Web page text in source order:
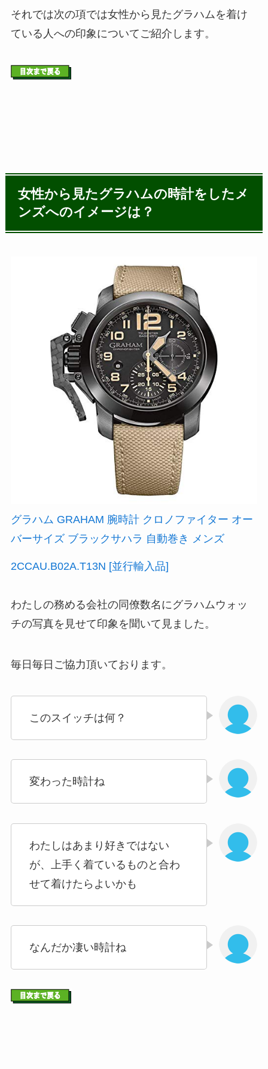
それでは次の項では女性から見たグラハムを着け
ている人への印象についてご紹介します。
女性から見たグラハムの時計をしたメ
ンズへのイメージは？
グラハム GRAHAM 腕時計 クロノファイター オー
バーサイズ ブラックサハラ 自動巻き メンズ
2CCAU.B02A.T13N [並行輸入品]
わたしの務める会社の同僚数名にグラハムウォッ
チの写真を見せて印象を聞いて見ました。
毎日毎日ご協力頂いております。
このスイッチは何？
変わった時計ね
わたしはあまり好きではない
が、上手く着ているものと合わ
せて着けたらよいかも
なんだか凄い時計ね